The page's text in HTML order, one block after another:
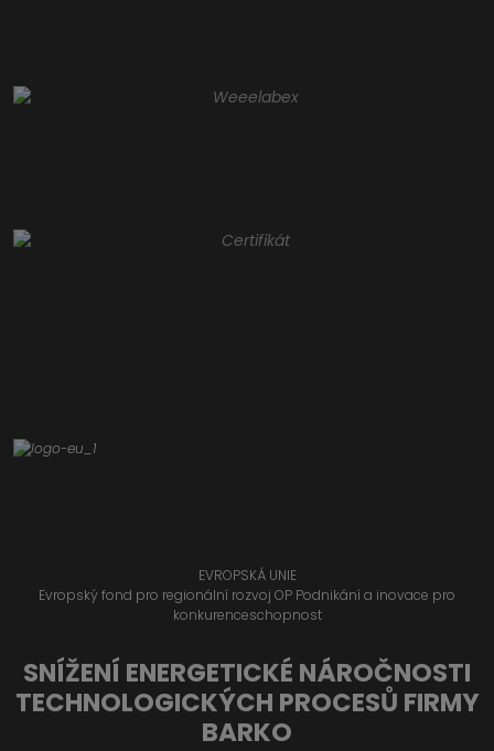
EVROPSKÁ UNIE
Evropský fond pro regionální rozvoj OP Podnikání a inovace pro
konkurenceschopnost
SNÍŽENÍ ENERGETICKÉ NÁROČNOSTI
TECHNOLOGICKÝCH PROCESŮ FIRMY
BARKO